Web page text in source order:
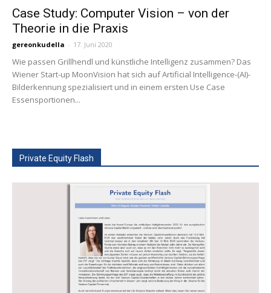
Case Study: Computer Vision – von der
Theorie in die Praxis
gereonkudella - 17. Juni 2020
Wie passen Grillhendl und künstliche Intelligenz zusammen? Das
Wiener Start-up MoonVision hat sich auf Artificial Intelligence-(AI)-
Bilderkennung spezialisiert und in einem ersten Use Case
Essensportionen...
Private Equity Flash